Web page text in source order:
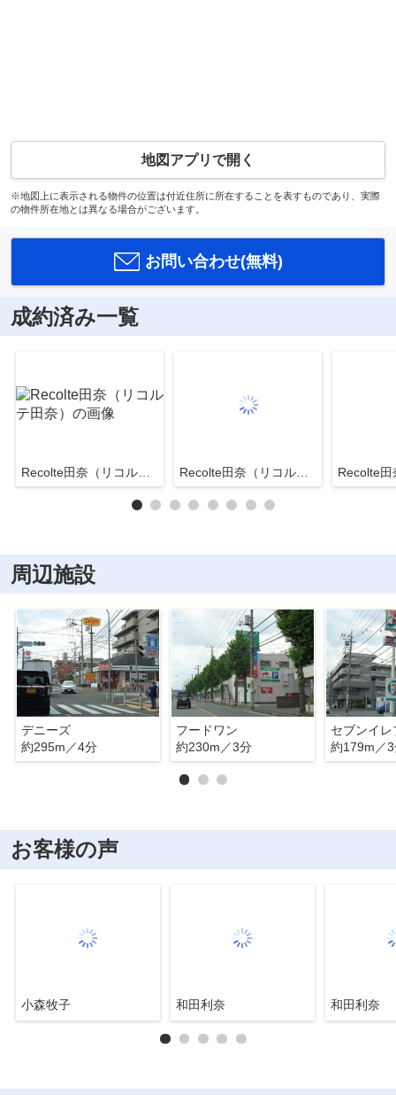
地図アプリで開く
※地図上に表示される物件の位置は付近住所に所在することを表すものであり、実際
の物件所在地とは異なる場合がございます。
お問い合わせ(無料)
成約済み一覧
Recolte田奈（リコルテ田奈）
周辺施設
デニーズ
約295m／4分
フードワン
約230m／3分
セブンイレ
約179m／
お客様の声
小森牧子 和田利奈 和田利奈